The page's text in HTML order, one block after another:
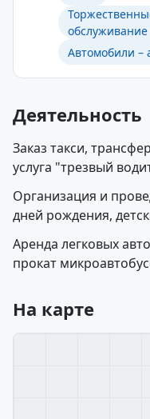
обслуживание
Автомобили –
Деятельность
Заказ такси,
услуга "трезвый
Организация и
дней рождения,
Аренда легковых
прокат
На карте